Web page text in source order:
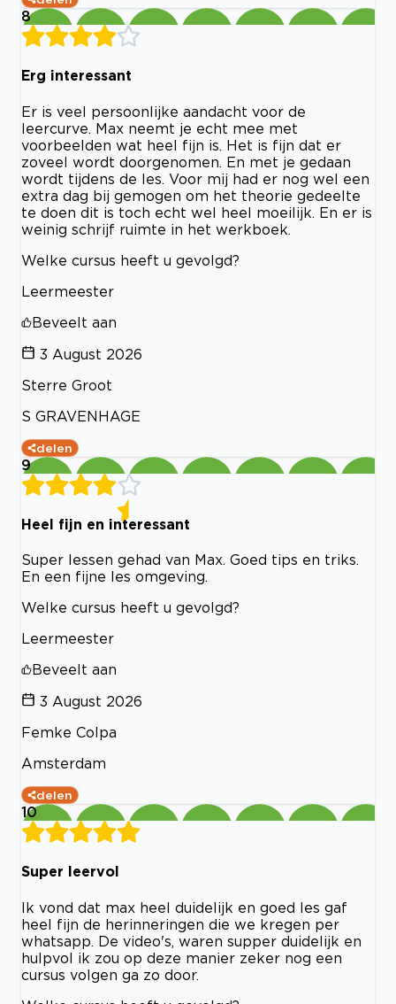
8
Erg interessant
Er is veel persoonlijke aandacht voor de
leercurve. Max neemt je echt mee met
voorbeelden wat heel fijn is. Het is fijn dat er
zoveel wordt doorgenomen. En met je gedaan
wordt tijdens de les. Voor mij had er nog wel een
extra dag bij gemogen om het theorie gedeelte
te doen dit is toch echt wel heel moeilijk. En er is
weinig schrijf ruimte in het werkboek.
Welke cursus heeft u gevolgd?
Leermeester
Beveelt aan
3 August 2026
Sterre Groot
S GRAVENHAGE
delen
9
Heel fijn en interessant
Super lessen gehad van Max. Goed tips en triks.
En een fijne les omgeving.
Welke cursus heeft u gevolgd?
Leermeester
Beveelt aan
3 August 2026
Femke Colpa
Amsterdam
delen
10
Super leervol
Ik vond dat max heel duidelijk en goed les gaf
heel fijn de herinneringen die we kregen per
whatsapp. De video's, waren supper duidelijk en
hulpvol ik zou op deze manier zeker nog een
cursus volgen ga zo door.